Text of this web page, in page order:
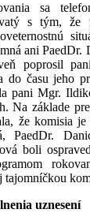
sa
s tým, že
ani PaedDr.
poprosil
do času jeho
pani Mgr.
Na základe
že komisia
PaedDr.
boli
tajomníčkou
uznesení